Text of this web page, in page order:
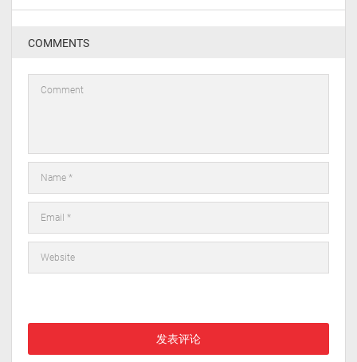
COMMENTS